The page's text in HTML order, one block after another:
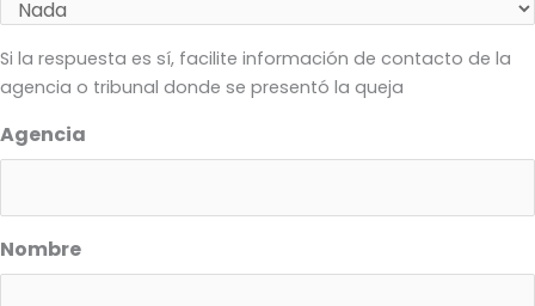
Si la respuesta es sí, facilite información de contacto de la
agencia o tribunal donde se presentó la queja
Agencia
Nombre